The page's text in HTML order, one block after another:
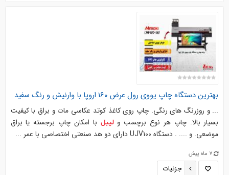
بهترین دستگاه چاپ یووی رول عرض ۱۶۰ اروپا با وارنیش و رنگ سفید
... و روزرنگ های رنگی. چاپ روی کاغذ کوتد عکاسی مات و براق با کیفیت
بسیار بالا. چاپ هر نوع برچسب ولیبل با امکان چاپ برجسته یا براق
موضعی​. و .... . دستگاه UJV100 دارای دو هد صنعتی اختصاصی با عمر ...
7 ماه پیش
جزئیات